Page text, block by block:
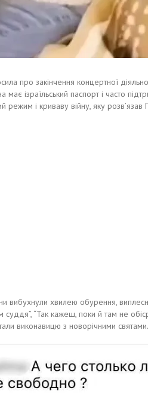
про закінчення концертної
має ізраїльський паспорт і часто
режим і криваву війну, яку розв’язав
вибухнули хвилею обурення,
суддя”, “Так кажеш, поки й там не
виконавицю з новорічними святами.